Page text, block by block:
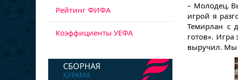
Рейтинг ФИФА
Коэффициенты УЕФА
СБОРНАЯ
ҚҰРАМА
– Молодец.
игрой я
Темирлан с
готов». Игра
выручил. Мы